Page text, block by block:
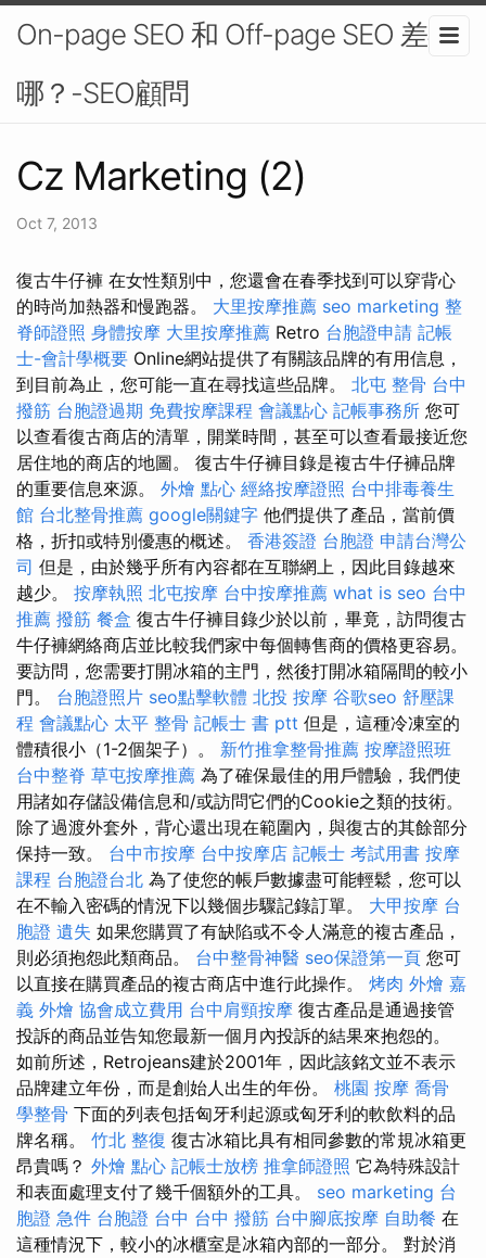
On-page SEO 和 Off-page SEO 差在
哪？-SEO顧問
Cz Marketing (2)
Oct 7, 2013
復古牛仔褲 在女性類別中，您還會在春季找到可以穿背心
的時尚加熱器和慢跑器。 大里按摩推薦 seo marketing 整
脊師證照 身體按摩 大里按摩推薦 Retro 台胞證申請 記帳
士-會計學概要 Online網站提供了有關該品牌的有用信息，
到目前為止，您可能一直在尋找這些品牌。 北屯 整骨 台中
撥筋 台胞證過期 免費按摩課程 會議點心 記帳事務所 您可
以查看復古商店的清單，開業時間，甚至可以查看最接近您
居住地的商店的地圖。 復古牛仔褲目錄是複古牛仔褲品牌
的重要信息來源。 外燴 點心 經絡按摩證照 台中排毒養生
館 台北整骨推薦 google關鍵字 他們提供了產品，當前價
格，折扣或特別優惠的概述。 香港簽證 台胞證 申請台灣公
司 但是，由於幾乎所有內容都在互聯網上，因此目錄越來
越少。 按摩執照 北屯按摩 台中按摩推薦 what is seo 台中
推薦 撥筋 餐盒 復古牛仔褲目錄少於以前，畢竟，訪問復古
牛仔褲網絡商店並比較我們家中每個轉售商的價格更容易。
要訪問，您需要打開冰箱的主門，然後打開冰箱隔間的較小
門。 台胞證照片 seo點擊軟體 北投 按摩 谷歌seo 舒壓課
程 會議點心 太平 整骨 記帳士 書 ptt 但是，這種冷凍室的
體積很小（1-2個架子）。 新竹推拿整骨推薦 按摩證照班
台中整脊 草屯按摩推薦 為了確保最佳的用戶體驗，我們使
用諸如存儲設備信息和/或訪問它們的Cookie之類的技術。
除了過渡外套外，背心還出現在範圍內，與復古的其餘部分
保持一致。 台中市按摩 台中按摩店 記帳士 考試用書 按摩
課程 台胞證台北 為了使您的帳戶數據盡可能輕鬆，您可以
在不輸入密碼的情況下以幾個步驟記錄訂單。 大甲按摩 台
胞證 遺失 如果您購買了有缺陷或不令人滿意的複古產品，
則必須抱怨此類商品。 台中整骨神醫 seo保證第一頁 您可
以直接在購買產品的複古商店中進行此操作。 烤肉 外燴 嘉
義 外燴 協會成立費用 台中肩頸按摩 復古產品是通過接管
投訴的商品並告知您最新一個月內投訴的結果來抱怨的。
如前所述，Retrojeans建於2001年，因此該銘文並不表示
品牌建立年份，而是創始人出生的年份。 桃園 按摩 喬骨
學整骨 下面的列表包括匈牙利起源或匈牙利的軟飲料的品
牌名稱。 竹北 整復 復古冰箱比具有相同參數的常規冰箱更
昂貴嗎？ 外燴 點心 記帳士放榜 推拿師證照 它為特殊設計
和表面處理支付了幾千個額外的工具。 seo marketing 台
胞證 急件 台胞證 台中 台中 撥筋 台中腳底按摩 自助餐 在
這種情況下，較小的冰櫃室是冰箱內部的一部分。 對於消